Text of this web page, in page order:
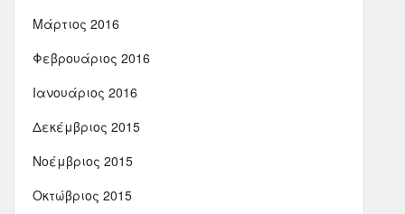
Μάρτιος 2016
Φεβρουάριος 2016
Ιανουάριος 2016
Δεκέμβριος 2015
Νοέμβριος 2015
Οκτώβριος 2015